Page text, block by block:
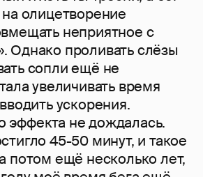
олицетворение
неприятное с
Однако проливать слёзы
сопли ещё не
увеличивать время
ускорения.
эффекта не дождалась.
45-50 минут, и такое
потом ещё несколько лет,